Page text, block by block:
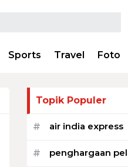
Sports Travel Foto
Topik Populer
# air india express
# penghargaan